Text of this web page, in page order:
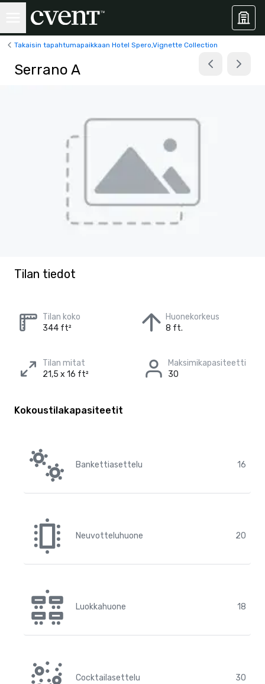
Takaisin tapahtumapaikkaan Hotel Spero,Vignette Collection
Serrano A
Tilan tiedot
Tilan koko
344 ft²
Huonekorkeus
8 ft.
Tilan mitat
21,5 x 16 ft²
Maksimikapasiteetti
30
Kokoustilakapasiteetit
Bankettiasettelu 16
Neuvotteluhuone 20
Luokkahuone 18
Cocktailasettelu 30